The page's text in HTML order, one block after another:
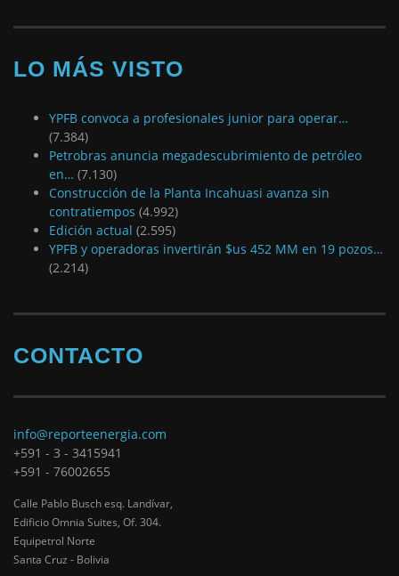
LO MÁS VISTO
YPFB convoca a profesionales junior para operar…
(7.384)
Petrobras anuncia megadescubrimiento de petróleo
en… (7.130)
Construcción de la Planta Incahuasi avanza sin
contratiempos (4.992)
Edición actual (2.595)
YPFB y operadoras invertirán $us 452 MM en 19 pozos…
(2.214)
CONTACTO
info@reporteenergia.com
+591 - 3 - 3415941
+591 - 76002655
Calle Pablo Busch esq. Landívar,
Edificio Omnia Suites, Of. 304.
Equipetrol Norte
Santa Cruz - Bolivia